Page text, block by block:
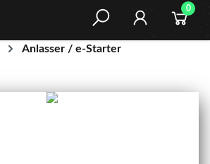
0
Anlasser / e-Starter